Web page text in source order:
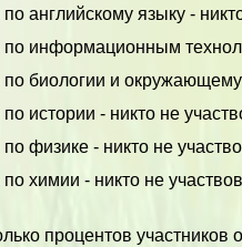
по английскому языку -
по информационным
по биологии и
истории - никто не
по физике - никто не
по химии - никто не
процентов участников